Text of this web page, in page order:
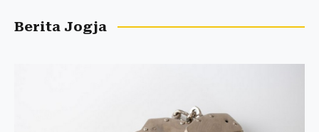
Berita Jogja